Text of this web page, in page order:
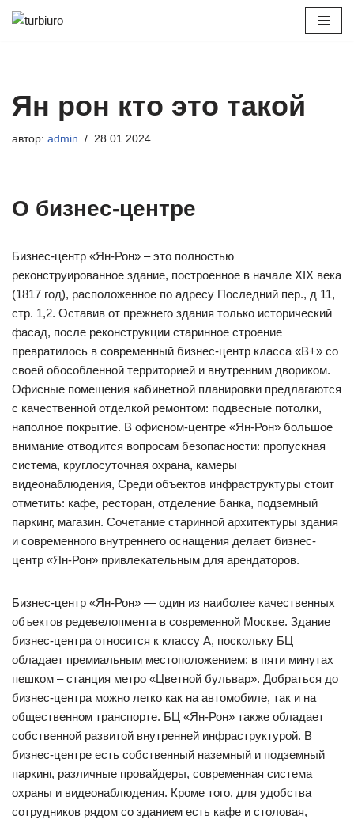
Ян рон кто это такой
автор: admin 28.01.2024
О бизнес-центре
Бизнес-центр «Ян-Рон» – это полностью
реконструированное здание, построенное в начале XIX века
(1817 год), расположенное по адресу Последний пер., д 11,
стр. 1,2. Оставив от прежнего здания только исторический
фасад, после реконструкции старинное строение
превратилось в современный бизнес-центр класса «В+» со
своей обособленной территорией и внутренним двориком.
Офисные помещения кабинетной планировки предлагаются
с качественной отделкой ремонтом: подвесные потолки,
наполное покрытие. В офисном-центре «Ян-Рон» большое
внимание отводится вопросам безопасности: пропускная
система, круглосуточная охрана, камеры
видеонаблюдения, Среди объектов инфраструктуры стоит
отметить: кафе, ресторан, отделение банка, подземный
паркинг, магазин. Сочетание старинной архитектуры здания
и современного внутреннего оснащения делает бизнес-
центр «Ян-Рон» привлекательным для арендаторов.
Бизнес-центр «Ян-Рон» — один из наиболее качественных
объектов редевелопмента в современной Москве. Здание
бизнес-центра относится к классу А, поскольку БЦ
обладает премиальным местоположением: в пяти минутах
пешком – станция метро «Цветной бульвар». Добраться до
бизнес-центра можно легко как на автомобиле, так и на
общественном транспорте. БЦ «Ян-Рон» также обладает
собственной развитой внутренней инфраструктурой. В
бизнес-центре есть собственный наземный и подземный
паркинг, различные провайдеры, современная система
охраны и видеонаблюдения. Кроме того, для удобства
сотрудников рядом со зданием есть кафе и столовая,